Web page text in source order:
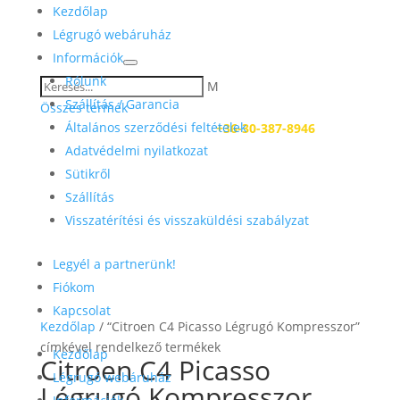
M
Összes termék
Kérdése van? Hívjon:+36-30-387-8946
Kezdőlap
Légrugó webáruház
Információk
Rólunk
Szállítás / Garancia
Általános szerződési feltételek
Adatvédelmi nyilatkozat
Sütikről
Szállítás
Visszatérítési és visszaküldési szabályzat
Legyél a partnerünk!
Fiókom
Kapcsolat
Kezdőlap
Légrugó webáruház
Kezdőlap / “Citroen C4 Picasso Légrugó Kompresszor”
címkével rendelkező termékek
Citroen C4 Picasso